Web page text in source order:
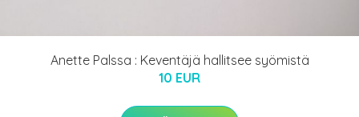
Anette Palssa : Keventäjä hallitsee syömistä
10 EUR